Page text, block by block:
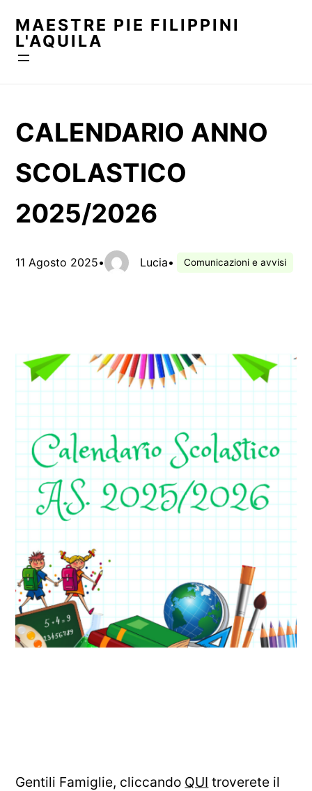
contenuto
MAESTRE PIE FILIPPINI
L'AQUILA
CALENDARIO ANNO
SCOLASTICO
2025/2026
11 Agosto 2025• Lucia• Comunicazioni e avvisi
Gentili Famiglie, cliccando QUI troverete il